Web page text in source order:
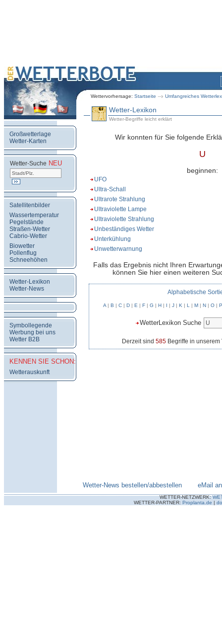
Wettervorhersage: Startseite Umfangreiches
Großwetterlage
Wetter-Karten
Wetter-Suche NEU
Satellitenbilder
Wassertemperatur
Pegelstände
Straßen-Wetter
Cabrio-Wetter
Biowetter
Pollenflug
Schneehöhen
Wetter-Lexikon
Wetter-News
Symbollegende
Werbung bei uns
Wetter B2B
KENNEN SIE SCHON:
Wetterauskunft
Wetter-Lexikon
Wetter-Begriffe leicht erklärt
Wir konnten für Sie folgende
U
beginnen:
UFO
Ultra-Schall
Ultrarote Strahlung
Ultraviolette Lampe
Ultraviolette Strahlung
Unbeständiges Wetter
Unterkühlung
Unwetterwarnung
Falls das Ergebnis nicht Ihren
können Sie hier einen weiteren
Alphabetische
A| B | C| D| E | F| G | H| I | J| K | L | M| N| O| P
WetterLexikon Suche
Derzeit sind 585 Begriffe in
Wetter-News bestellen/abbestellen eMail
WETTER-NETZWERK:
WETTER-PARTNER: Proplanta.de |